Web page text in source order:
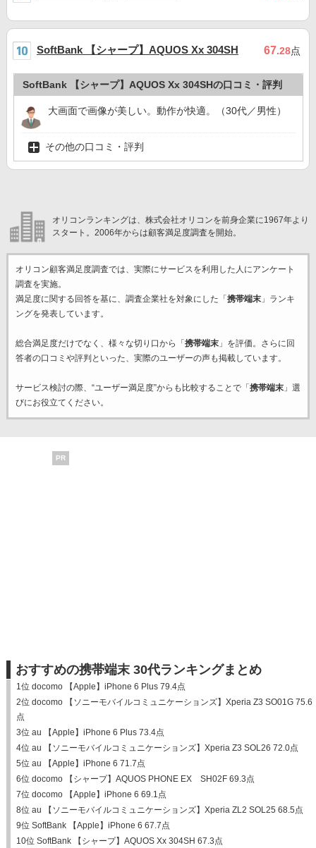
SoftBank 【シャープ】AQUOS Xx 304SH 67.28点
SoftBank 【シャープ】AQUOS Xx 304SHの口コミ・評判
大画面で画像が美しい。動作が快適。（30代／男性）
その他の口コミ・評判
オリコンランキングは、株式会社オリコンを前身企業に1967年より
スタート。2006年からは顧客満足度調査を開始。
オリコン顧客満足度調査では、実際にサービスを利用した 人にアンケート
調査を実施。
満足度に関する回答を基に、調査企業社を対象にした「 携帯端末」ランキ
ングを発表しています。
総合満足度だけでなく、様々な切り口から「 携帯端末」を評価。さらに回
答者の口コミや評判といった、実際のユーザーの声も掲載しています。
サービス検討の際、“ユーザー満足度”からも比較することで「 携帯端末」選
びにお役立てください。
PR
おすすめの携帯端末 30代ランキングまとめ
1位 docomo 【Apple】iPhone 6 Plus 79.4点
2位 docomo 【ソニーモバイルコミュニケーションズ】Xperia Z3 SO01G 75.6
点
3位 au 【Apple】iPhone 6 Plus 73.4点
4位 au 【ソニーモバイルコミュニケーションズ】Xperia Z3 SOL26 72.0点
5位 au 【Apple】iPhone 6 71.7点
6位 docomo 【シャープ】AQUOS PHONE EX SH02F 69.3点
7位 docomo 【Apple】iPhone 6 69.1点
8位 au 【ソニーモバイルコミュニケーションズ】Xperia ZL2 SOL25 68.5点
9位 SoftBank 【Apple】iPhone 6 67.7点
10位 SoftBank 【シャープ】AQUOS Xx 304SH 67.3点